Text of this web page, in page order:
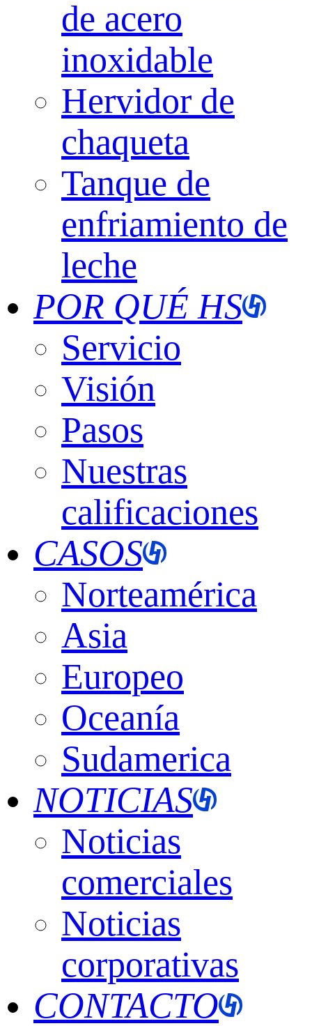
de acero
inoxidable
Hervidor de
chaqueta
Tanque de
enfriamiento de
leche
POR QUÉ HS
Servicio
Visión
Pasos
Nuestras
calificaciones
CASOS
Norteamérica
Asia
Europeo
Oceanía
Sudamerica
NOTICIAS
Noticias
comerciales
Noticias
corporativas
CONTACTO